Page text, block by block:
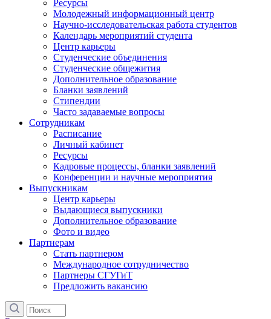
Ресурсы
Молодежный информационный центр
Научно-исследовательская работа студентов
Календарь мероприятий студента
Центр карьеры
Студенческие объединения
Студенческие общежития
Дополнительное образование
Бланки заявлений
Стипендии
Часто задаваемые вопросы
Сотрудникам
Расписание
Личный кабинет
Ресурсы
Кадровые процессы, бланки заявлений
Конференции и научные мероприятия
Выпускникам
Центр карьеры
Выдающиеся выпускники
Дополнительное образование
Фото и видео
Партнерам
Стать партнером
Международное сотрудничество
Партнеры СГУГиТ
Предложить вакансию